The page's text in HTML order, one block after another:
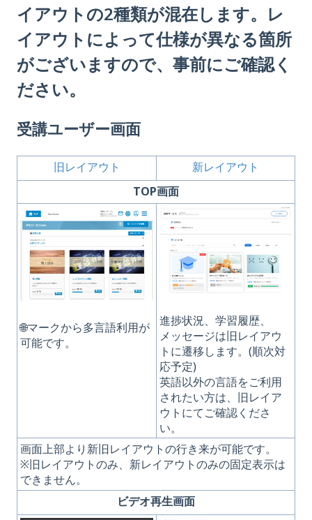
イアウトの2種類が混在します。レ
イアウトによって仕様が異なる箇所
がございますので、事前にご確認く
ださい。
受講ユーザー画面
旧レイアウト
新レイアウト
TOP画面
🌐マークから多言語利用が
可能です。
進捗状況、学習履歴、
メッセージは旧レイアウ
トに遷移します。(順次対
応予定)
英語以外の言語をご利用
されたい方は、旧レイア
ウトにてご確認くださ
い。
画面上部より新旧レイアウトの行き来が可能です。
※旧レイアウトのみ、新レイアウトのみの固定表示は
できません。
ビデオ再生画面